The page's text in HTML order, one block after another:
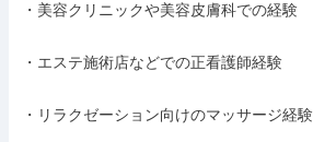
・美容クリニックや美容皮膚科での経験
・エステ施術店などでの正看護師経験
・リラクゼーション向けのマッサージ経験